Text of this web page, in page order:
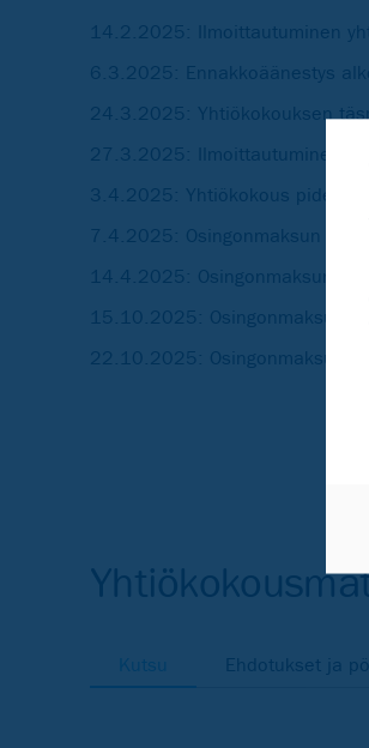
14.2.2025: Ilmoittautuminen
6.3.2025: Ennakkoäänestys
24.3.2025: Yhtiökokouksen
27.3.2025: Ilmoittautuminen ja
3.4.2025: Yhtiökokous
7.4.2025: Osingonmaksun
14.4.2025: Osingonmaksun
15.10.2025: Osingonmaksun
22.10.2025: Osingonmaksun
Kutsu Ehdotukset ja